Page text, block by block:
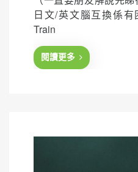
s
t
d
日文/英文腦互換係有
Train
閱讀更多